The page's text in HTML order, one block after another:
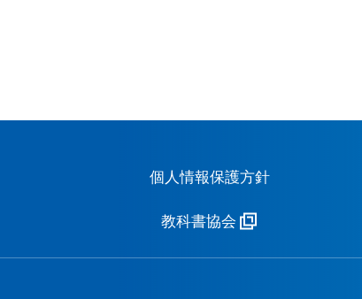
個人情報保護方針
教科書協会